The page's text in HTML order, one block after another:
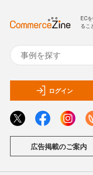
EC
るこ
ログイン
広告掲載のご案内